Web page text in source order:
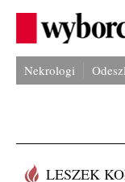
Nekrologi
LESZEK